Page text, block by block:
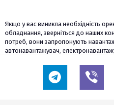
Якщо у вас виникла необхідність
обладнання, зверніться до наших
потреб, вони запропонують
автонавантажувач,
Ми працюємо для того, щоб